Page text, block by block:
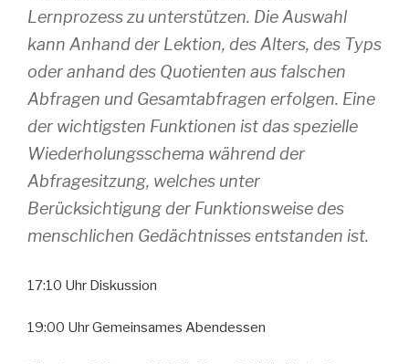
Lernprozess zu unterstützen. Die Auswahl
kann Anhand der Lektion, des Alters, des Typs
oder anhand des Quotienten aus falschen
Abfragen und Gesamtabfragen erfolgen. Eine
der wichtigsten Funktionen ist das spezielle
Wiederholungsschema während der
Abfragesitzung, welches unter
Berücksichtigung der Funktionsweise des
menschlichen Gedächtnisses entstanden ist.
17:10 Uhr Diskussion
19:00 Uhr Gemeinsames Abendessen